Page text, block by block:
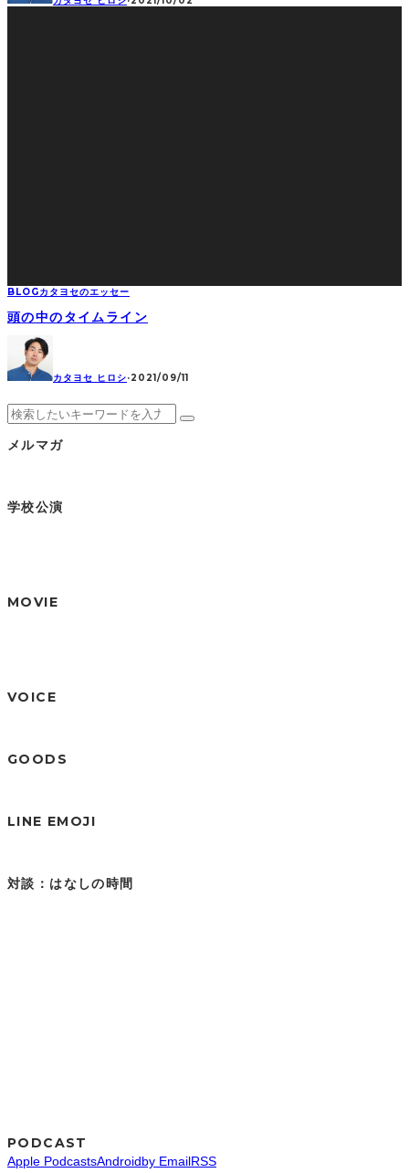
BLOGカタヨセのエッセー
頭の中のタイムライン
カタヨセ ヒロシ·2021/09/11
メルマガ
学校公演
MOVIE
VOICE
GOODS
LINE EMOJI
対談：はなしの時間
PODCAST
Apple PodcastsAndroidby EmailRSS